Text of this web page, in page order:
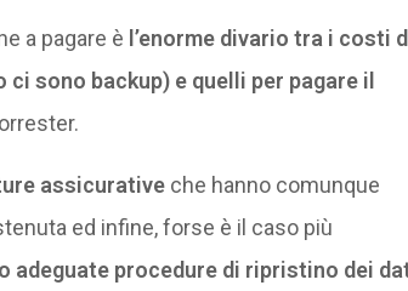
a pagare è l’enorme divario tra i costi
sono backup) e quelli per pagare il
assicurativeche hanno comunque
ed infine, forse è il caso più
adeguate procedure di ripristino dei